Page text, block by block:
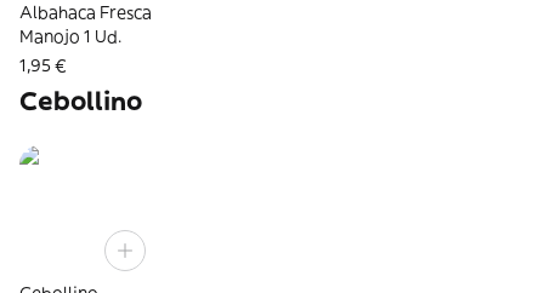
Albahaca Fresca
Manojo 1 Ud.
1,95 €
Cebollino